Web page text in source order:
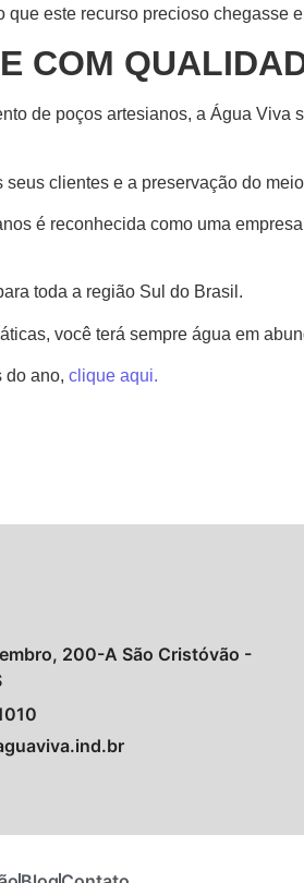
este recurso precioso chegasse
COM
de poços artesianos, a Água Viva
clientes e a preservação do
é reconhecida como uma
toda a região Sul do Brasil.
você terá sempre água em
do ano, clique aqui.
200-A São Cristóvão -